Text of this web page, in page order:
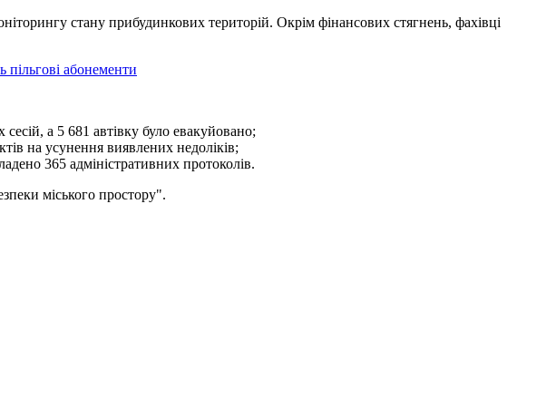
стану прибудинкових територій. Окрім фінансових стягнень, фахівці
абонементи
а 5 681 автівку було евакуйовано;
на усунення виявлених недоліків;
365 адміністративних протоколів.
міського простору".